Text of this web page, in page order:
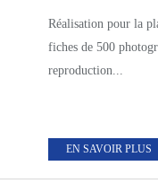
Réalisation pour la
fiches de 500
reproduction...
EN SAVOIR PLUS